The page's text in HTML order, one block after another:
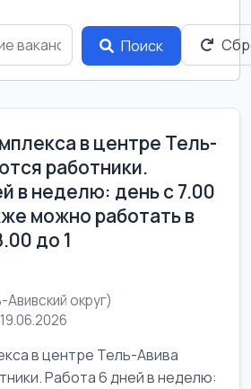
Поиск
в центре Тель-
работники.
в неделю: день с 7.00
можно работать в
до 1
округ)
в центре Тель-Авива
Работа 6 дней в неделю: